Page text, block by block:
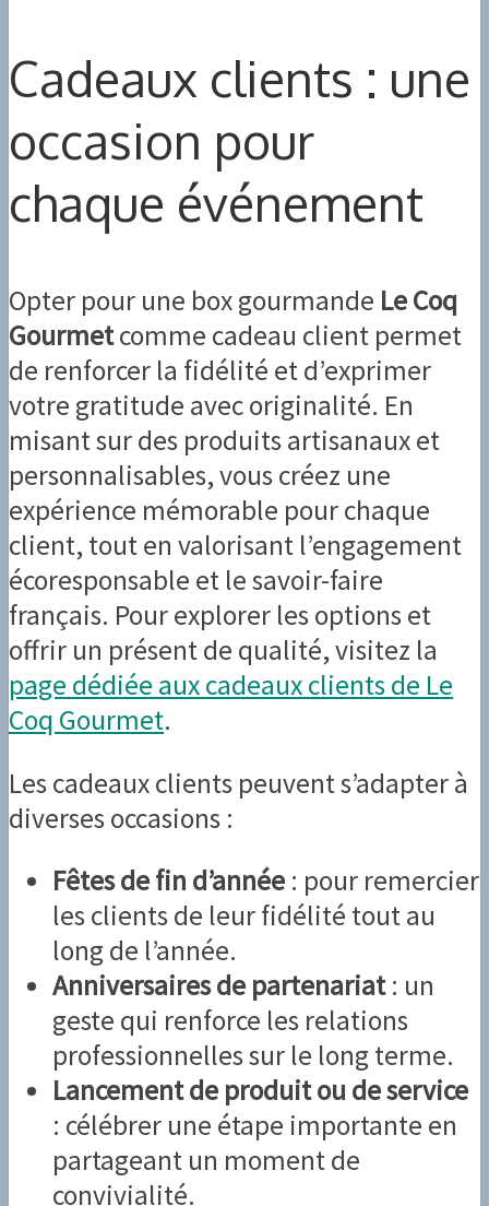
Cadeaux clients : une
occasion pour
chaque événement
Opter pour une box gourmande Le Coq
Gourmetcomme cadeau client permet
de renforcer la fidélité et d’exprimer
votre gratitude avec originalité. En
misant sur des produits artisanaux et
personnalisables, vous créez une
expérience mémorable pour chaque
client, tout en valorisant l’engagement
écoresponsable et le savoir-faire
français. Pour explorer les options et
offrir un présent de qualité, visitez la
page dédiée aux cadeaux clients de Le
Coq Gourmet.
Les cadeaux clients peuvent s’adapter à
diverses occasions :
Fêtes de fin d’année : pour remercier
les clients de leur fidélité tout au
long de l’année.
Anniversaires de partenariat: un
geste qui renforce les relations
professionnelles sur le long terme.
Lancement de produit ou de service
: célébrer une étape importante en
partageant un moment de
convivialité.